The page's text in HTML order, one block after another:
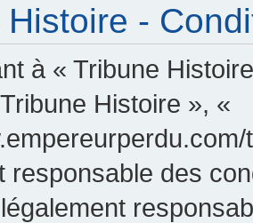
-
à « Tribune
Histoire », «
responsable des
légalement